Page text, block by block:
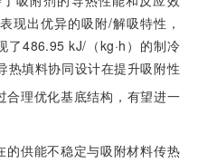
现出优异的吸附/解吸特性，
了486.95 kJ/（kg·h）的制冷
热填料协同设计在提升吸附性
合理优化基底结构，有望进一
的供能不稳定与吸附材料传热